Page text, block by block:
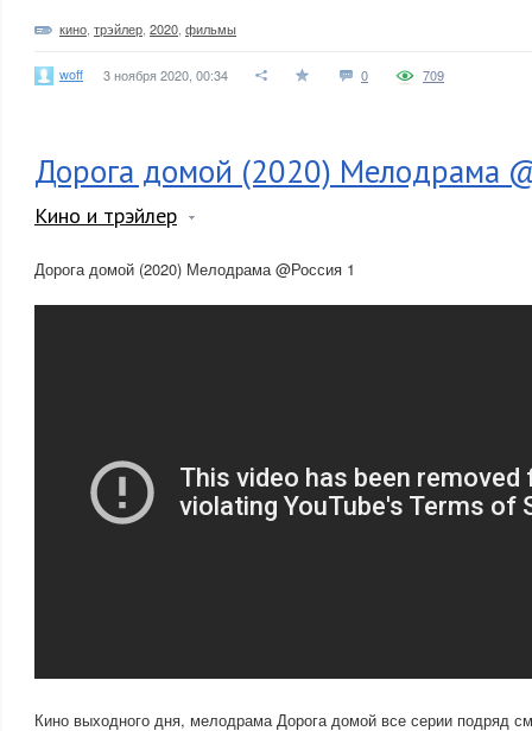
кино трэйлер 2020 фильмы
woff 3 ноября 2020, 00:34 0 709
Дорога домой (2020) Мелодрама
Кино и трэйлер
Дорога домой (2020) Мелодрама @Россия 1
Кино выходного дня, мелодрама Дорога домой все серии подряд